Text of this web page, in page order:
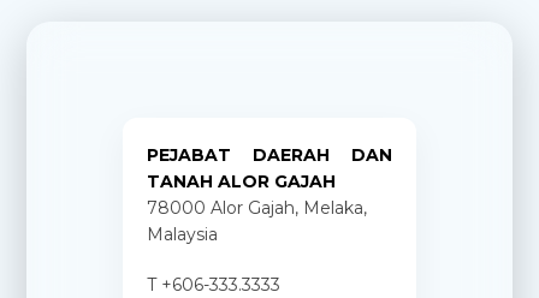
PEJABAT DAERAH DAN
TANAH ALOR GAJAH
78000 Alor Gajah, Melaka,
Malaysia
T +606-333.3333